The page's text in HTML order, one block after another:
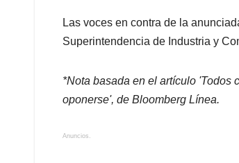
Las voces en contra de la
Superintendencia de Industria y
*Nota basada en el artículo 'Todos
oponerse', de Bloomberg Línea.
Anuncios.